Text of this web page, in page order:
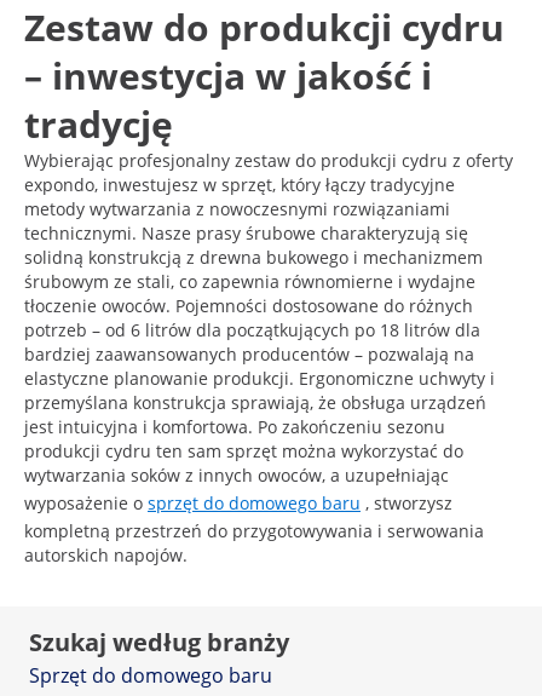
Zestaw do produkcji cydru
– inwestycja w jakość i
tradycję
Wybierając profesjonalny zestaw do produkcji cydru z oferty
expondo, inwestujesz w sprzęt, który łączy tradycyjne
metody wytwarzania z nowoczesnymi rozwiązaniami
technicznymi. Nasze prasy śrubowe charakteryzują się
solidną konstrukcją z drewna bukowego i mechanizmem
śrubowym ze stali, co zapewnia równomierne i wydajne
tłoczenie owoców. Pojemności dostosowane do różnych
potrzeb – od 6 litrów dla początkujących po 18 litrów dla
bardziej zaawansowanych producentów – pozwalają na
elastyczne planowanie produkcji. Ergonomiczne uchwyty i
przemyślana konstrukcja sprawiają, że obsługa urządzeń
jest intuicyjna i komfortowa. Po zakończeniu sezonu
produkcji cydru ten sam sprzęt można wykorzystać do
wytwarzania soków z innych owoców, a uzupełniając
wyposażenie o sprzęt do domowego baru , stworzysz
kompletną przestrzeń do przygotowywania i serwowania
autorskich napojów.
Szukaj według branży
Sprzęt do domowego baru